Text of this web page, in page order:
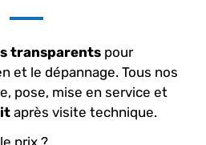
transparents pour
et le dépannage. Tous nos
pose, mise en service et
après visite technique.